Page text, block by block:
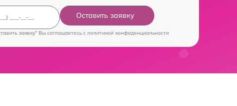
Оставить заявку
заявку" Вы соглашаетесь c политикой конфиденциальности